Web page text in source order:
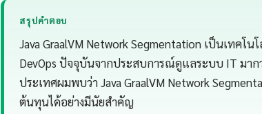
สรุปคำตอบ
Java GraalVM Network Segmentation เป็นเทคโ
DevOps ปัจจุบันจากประสบการณ์ดูแลระบบ IT มาก
ประเทศผมพบว่า Java GraalVM Network
ต้นทุนได้อย่างมีนัยสำคัญ